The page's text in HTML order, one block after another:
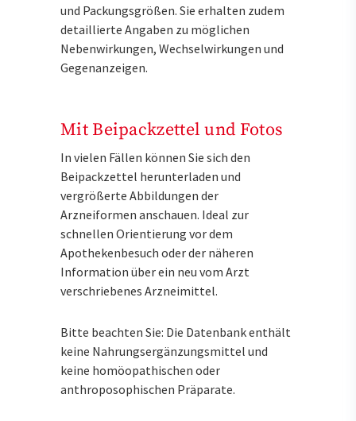
und Packungsgrößen. Sie erhalten zudem
detaillierte Angaben zu möglichen
Nebenwirkungen, Wechselwirkungen und
Gegenanzeigen.
Mit Beipackzettel und Fotos
In vielen Fällen können Sie sich den
Beipackzettel herunterladen und
vergrößerte Abbildungen der
Arzneiformen anschauen. Ideal zur
schnellen Orientierung vor dem
Apothekenbesuch oder der näheren
Information über ein neu vom Arzt
verschriebenes Arzneimittel.
Bitte beachten Sie: Die Datenbank enthält
keine Nahrungsergänzungsmittel und
keine homöopathischen oder
anthroposophischen Präparate.